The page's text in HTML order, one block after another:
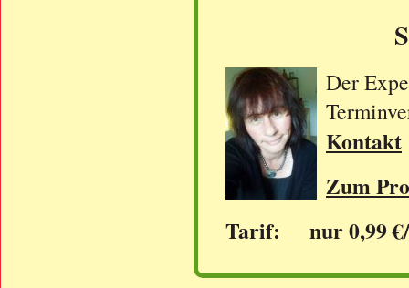
Der
Kontakt
Zum
Tarif: nur 0,99